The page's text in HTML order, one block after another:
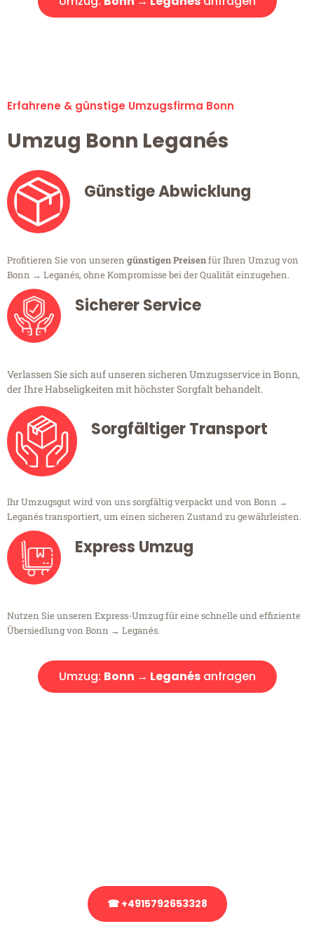
Erfahrene & günstige Umzugsfirma Bonn
Umzug Bonn Leganés
Günstige Abwicklung
Profitieren Sie von unseren günstigen Preisenfür Ihren Umzug von
Bonn → Leganés, ohne Kompromisse bei der Qualität einzugehen.
Sicherer Service
Verlassen Sie sich auf unseren sicheren Umzugsservice in Bonn,
der Ihre Habseligkeiten mit höchster Sorgfalt behandelt.
Sorgfältiger Transport
Ihr Umzugsgut wird von uns sorgfältig verpackt und von Bonn →
Leganés transportiert, um einen sicheren Zustand zu gewährleisten.
Express Umzug
Nutzen Sie unseren Express-Umzug für eine schnelle und effiziente
Übersiedlung von Bonn → Leganés.
Umzug: Bonn → Leganésanfragen
☎ +4915792653328